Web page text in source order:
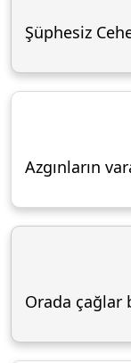
Şüphesiz
Azgınların
Orada çağlar